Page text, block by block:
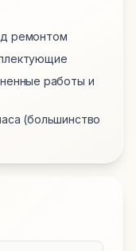
ремонтом
работы и
(большинство